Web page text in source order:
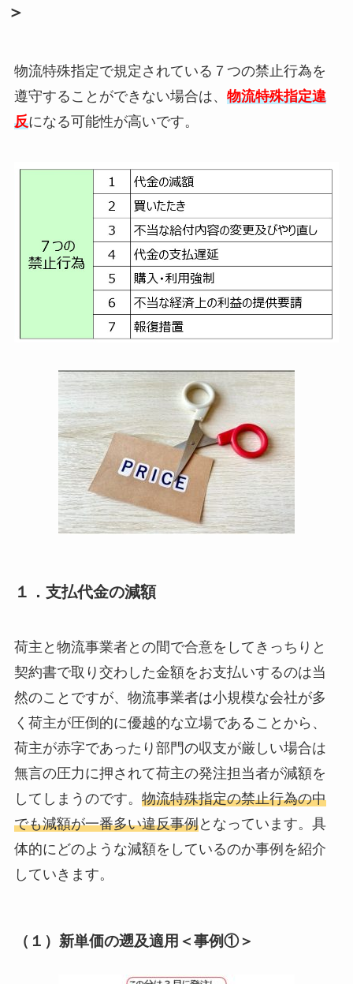
＞
物流特殊指定で規定されている７つの禁止行為を
遵守することができない場合は、 物流特殊指定違
反になる可能性が高いです。
１．支払代金の減額
荷主と物流事業者との間で合意をしてきっちりと
契約書で取り交わした金額をお支払いするのは当
然のことですが、物流事業者は小規模な会社が多
く荷主が圧倒的に優越的な立場であることから、
荷主が赤字であったり部門の収支が厳しい場合は
無言の圧力に押されて荷主の発注担当者が減額を
してしまうのです。 物流特殊指定の禁止行為の中
でも減額が一番多い違反事例となっています。具
体的にどのような減額をしているのか事例を紹介
していきます。
（１）新単価の遡及適用＜事例①＞